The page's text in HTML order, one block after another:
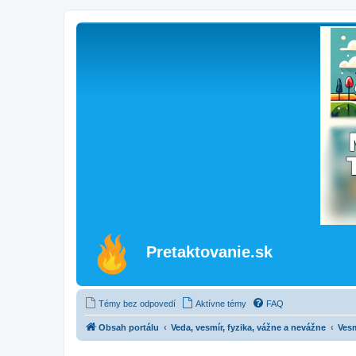
Pretaktovanie.sk
Témy bez odpovedí Aktívne témy FAQ
Obsah portálu Veda, vesmír, fyzika, vážne a nevážne